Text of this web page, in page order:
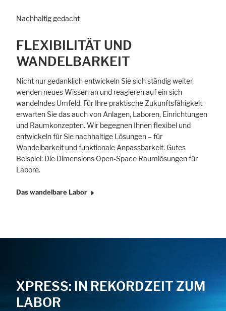
Nachhaltig gedacht
FLEXIBILITÄT UND
WANDELBARKEIT
Nicht nur gedanklich entwickeln Sie sich ständig weiter,
wenden neues Wissen an und reagieren auf ein sich
wandelndes Umfeld. Für Ihre praktische Zukunftsfähigkeit
erwarten Sie das auch von Anlagen, Laboren, Einrichtungen
und Raumkonzepten. Wir begegnen Ihnen flexibel und
entwickeln für Sie nachhaltige Lösungen – für
Wandelbarkeit und funktionale Anpassbarkeit. Gutes
Beispiel: Die Dimensions Open-Space Raumlösungen für
Labore.
Das wandelbare Labor
XPRESS: IN REKORDZEIT ZUM
LABOR